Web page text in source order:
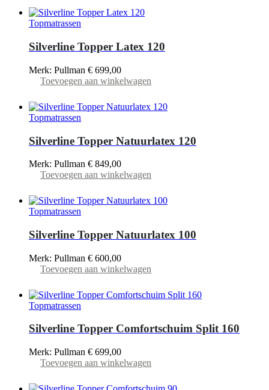
Topmatrassen
Silverline Topper Latex 120
Merk: Pullman € 699,00
Toevoegen aan winkelwagen
Topmatrassen
Silverline Topper Natuurlatex 120
Merk: Pullman € 849,00
Toevoegen aan winkelwagen
Topmatrassen
Silverline Topper Natuurlatex 100
Merk: Pullman € 600,00
Toevoegen aan winkelwagen
Topmatrassen
Silverline Topper Comfortschuim Split 160
Merk: Pullman € 699,00
Toevoegen aan winkelwagen